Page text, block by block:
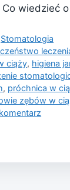
Co wiedzieć
Stomatologia
ciąży, higiena
, próchnica w
zębów w